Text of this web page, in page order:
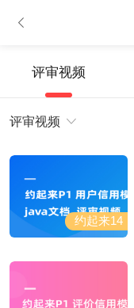
评审视频
评审视频
约起来14